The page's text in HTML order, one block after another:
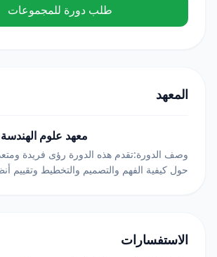
طلب دورة للمجموعات
المعهد
معهد علوم الهندسة
وصف الدورة:تقدم هذه الدورة رؤى فريدة
حول كيفية الفهم والتصميم والتخطيط وتقييم
الاستفسارات